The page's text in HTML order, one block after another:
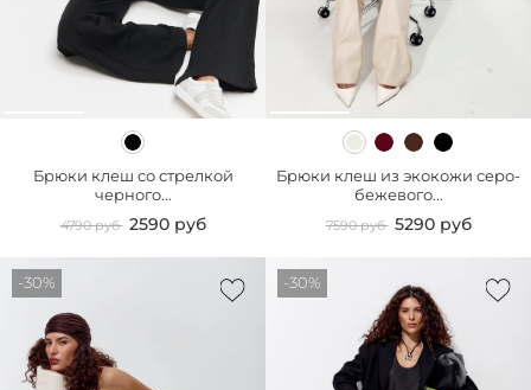
Брюки клеш со стрелкой
черного...
4790 руб 2590 руб
Брюки клеш из экокожи серо-
бежевого...
7590 руб 5290 руб
-30% -30%